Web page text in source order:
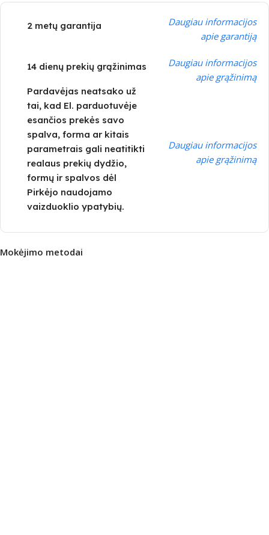
2 metų garantija
Daugiau informacijos
apie garantiją
14 dienų prekių grąžinimas
Daugiau informacijos
apie grąžinimą
Pardavėjas neatsako už
tai, kad El. parduotuvėje
esančios prekės savo
spalva, forma ar kitais
parametrais gali neatitikti
realaus prekių dydžio,
formų ir spalvos dėl
Pirkėjo naudojamo
vaizduoklio ypatybių.
Daugiau informacijos
apie grąžinimą
Mokėjimo metodai